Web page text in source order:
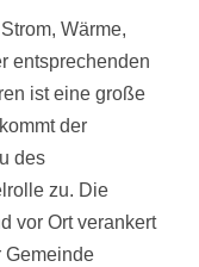
Wärme,
entsprechenden
ist eine große
der
des
zu. Die
vor Ort verankert
Gemeinde